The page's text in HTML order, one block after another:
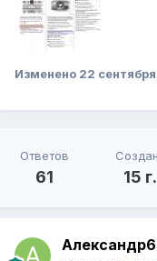
Изменено 22
Ответов
61 15 г.